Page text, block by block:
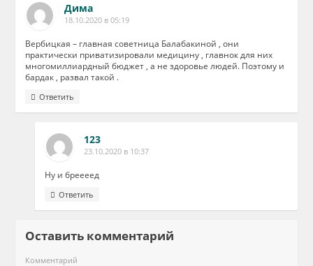
Дима
18.10.2020 в 05:19
Вербицкая – главная советница Балабакиной , они
практически приватизировали медицину , главнок для них
многомиллиардный бюджет , а не здоровье людей. Поэтому и
бардак , развал такой .
Ответить
123
23.10.2020 в 10:37
Ну и бреееед
Ответить
Оставить комментарий
Комментарий